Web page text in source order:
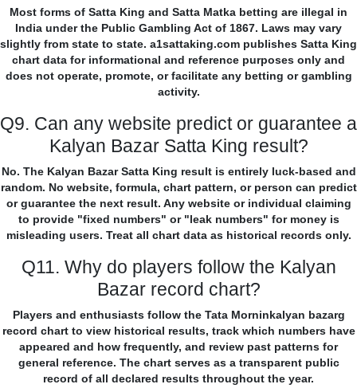
Most forms of Satta King and Satta Matka betting are illegal in
India under the Public Gambling Act of 1867. Laws may vary
slightly from state to state. a1sattaking.com publishes Satta King
chart data for informational and reference purposes only and
does not operate, promote, or facilitate any betting or gambling
activity.
Q9. Can any website predict or guarantee a
Kalyan Bazar Satta King result?
No. The Kalyan Bazar Satta King result is entirely luck-based and
random. No website, formula, chart pattern, or person can predict
or guarantee the next result. Any website or individual claiming
to provide "fixed numbers" or "leak numbers" for money is
misleading users. Treat all chart data as historical records only.
Q11. Why do players follow the Kalyan
Bazar record chart?
Players and enthusiasts follow the Tata Morninkalyan bazarg
record chart to view historical results, track which numbers have
appeared and how frequently, and review past patterns for
general reference. The chart serves as a transparent public
record of all declared results throughout the year.